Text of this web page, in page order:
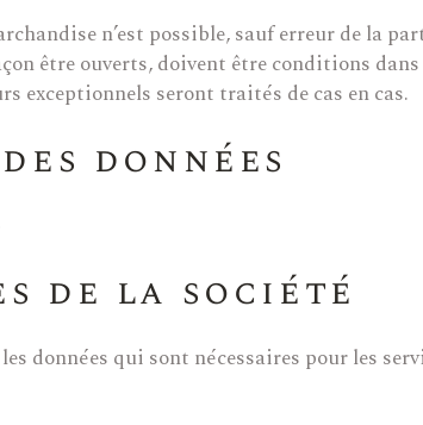
n’est possible, sauf erreur de la
être ouverts, doivent être conditions
exceptionnels seront traités de cas en cas.
données
de la société
données qui sont nécessaires pour les